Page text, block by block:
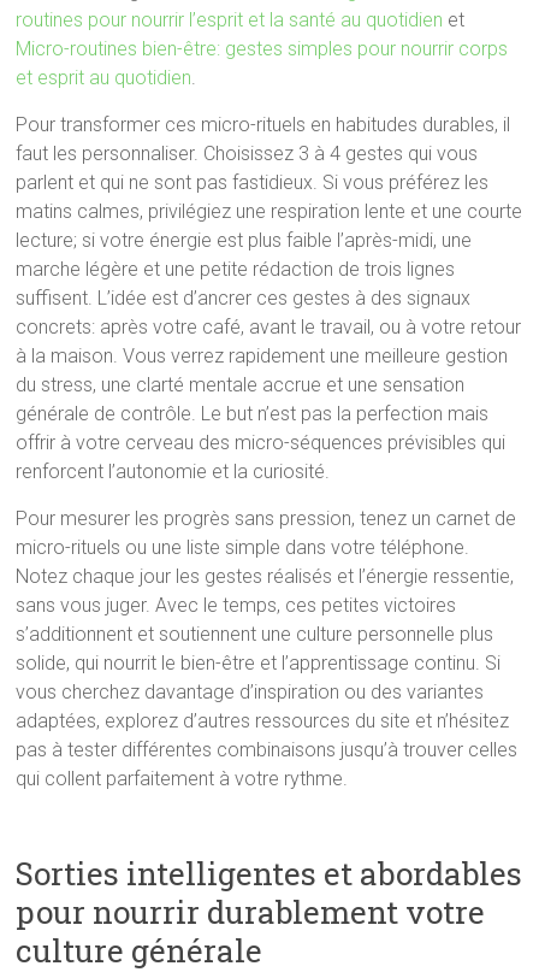
routines pour nourrir l’esprit et la santé au quotidien et
Micro-routines bien-être: gestes simples pour nourrir corps
et esprit au quotidien.
Pour transformer ces micro-rituels en habitudes durables, il
faut les personnaliser. Choisissez 3 à 4 gestes qui vous
parlent et qui ne sont pas fastidieux. Si vous préférez les
matins calmes, privilégiez une respiration lente et une courte
lecture; si votre énergie est plus faible l’après-midi, une
marche légère et une petite rédaction de trois lignes
suffisent. L’idée est d’ancrer ces gestes à des signaux
concrets: après votre café, avant le travail, ou à votre retour
à la maison. Vous verrez rapidement une meilleure gestion
du stress, une clarté mentale accrue et une sensation
générale de contrôle. Le but n’est pas la perfection mais
offrir à votre cerveau des micro-séquences prévisibles qui
renforcent l’autonomie et la curiosité.
Pour mesurer les progrès sans pression, tenez un carnet de
micro-rituels ou une liste simple dans votre téléphone.
Notez chaque jour les gestes réalisés et l’énergie ressentie,
sans vous juger. Avec le temps, ces petites victoires
s’additionnent et soutiennent une culture personnelle plus
solide, qui nourrit le bien-être et l’apprentissage continu. Si
vous cherchez davantage d’inspiration ou des variantes
adaptées, explorez d’autres ressources du site et n’hésitez
pas à tester différentes combinaisons jusqu’à trouver celles
qui collent parfaitement à votre rythme.
Sorties intelligentes et abordables
pour nourrir durablement votre
culture générale